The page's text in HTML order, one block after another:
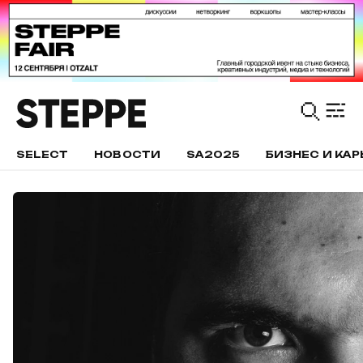
SELECT НОВОСТИ SA2025 БИЗНЕС И